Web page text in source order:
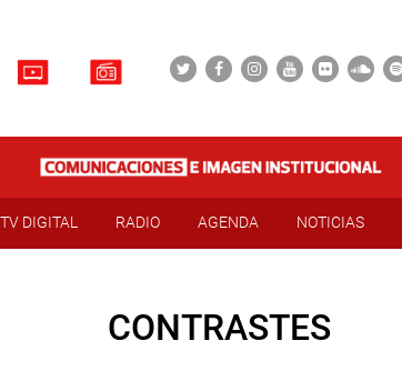
TV DIGITAL RADIO AGENDA NOTICIAS
CONTRASTES